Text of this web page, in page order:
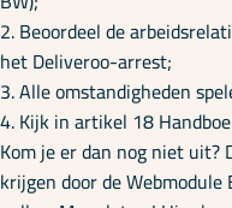
2. Beoordeel de
het Deliveroo-arrest;
3. Alle omstandigheden
4. Kijk in artikel 18
Kom je er dan nog niet
krijgen door de